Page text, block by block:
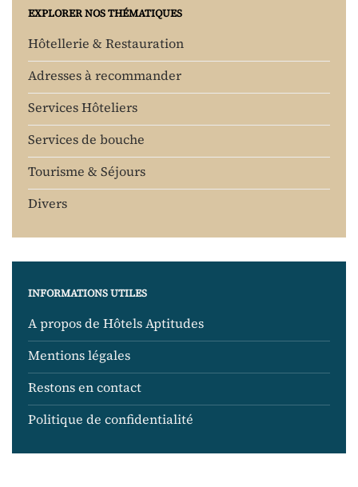
EXPLORER NOS THÉMATIQUES
Hôtellerie & Restauration
Adresses à recommander
Services Hôteliers
Services de bouche
Tourisme & Séjours
Divers
INFORMATIONS UTILES
A propos de Hôtels Aptitudes
Mentions légales
Restons en contact
Politique de confidentialité